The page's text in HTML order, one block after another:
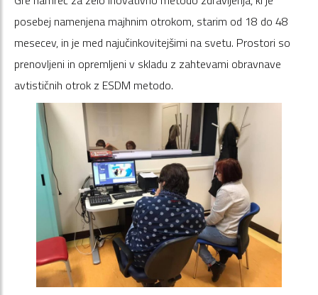
posebej namenjena majhnim otrokom, starim od 18 do 48
mesecev, in je med najučinkovitejšimi na svetu. Prostori so
prenovljeni in opremljeni v skladu z zahtevami obravnave
avtističnih otrok z ESDM metodo.